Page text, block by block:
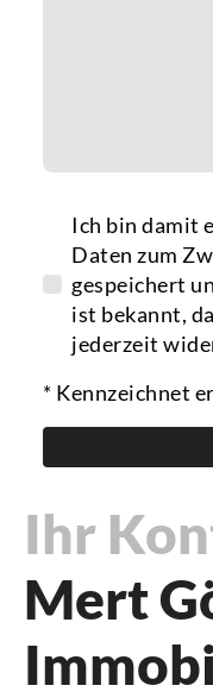
Ich bin damit
Daten zum
gespeichert
ist bekannt,
jederzeit
* Kennzeichnet
Ihr
Mert